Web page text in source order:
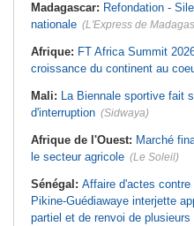
Sénégal:FERA - Priorité à
l'économie de la préservation,
Cheikh Dieng décline sa vision
Sénégal:
Cheikh Dieng définit ses
axes prioritaires pour restructurer le
Fonds d'entretien routier autonome
Madagascar: Refondation -
nationale (L'Express de
Afrique: FT Africa Summit
croissance du continent au
Mali: La Biennale sportive fait
d'interruption (Sidwaya)
Afrique de l'Ouest: Marché
le secteur agricole (Le Soleil)
Sénégal: Affaire d'actes contre
Pikine-Guédiawaye interjette
partiel et de renvoi de plusieurs